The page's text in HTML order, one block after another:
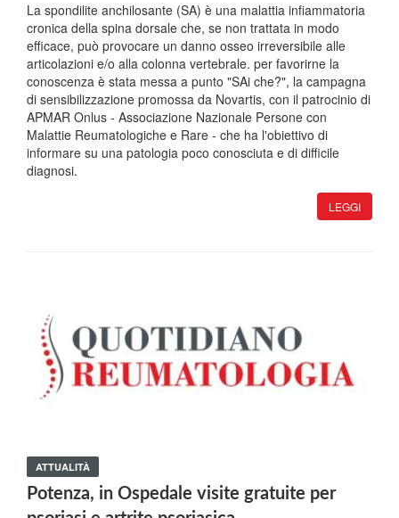
La spondilite anchilosante (SA) è una malattia infiammatoria
cronica della spina dorsale che, se non trattata in modo
efficace, può provocare un danno osseo irreversibile alle
articolazioni e/o alla colonna vertebrale. per favorirne la
conoscenza è stata messa a punto "SAi che?", la campagna
di sensibilizzazione promossa da Novartis, con il patrocinio di
APMAR Onlus - Associazione Nazionale Persone con
Malattie Reumatologiche e Rare - che ha l'obiettivo di
informare su una patologia poco conosciuta e di difficile
diagnosi.
LEGGI
ATTUALITÀ
Potenza, in Ospedale visite gratuite per